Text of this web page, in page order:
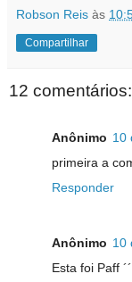
Robson Reis às
Compartilhar
12 comentários:
Anônimo 10
primeira a
Responder
Anônimo 10
Esta foi Paff